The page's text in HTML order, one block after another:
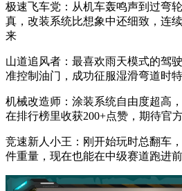
极速飞车党：从机车轰鸣声到过弯
真，改装系统比想象中还细致，连
来
山道追风者：最喜欢雨天模式的驾
准控制油门，成功征服湿滑弯道时
机械改造师：涂装系统自由度超高
在排行榜里收获200+点赞，期待官
竞速新人小王：刚开始玩时总翻车
件重量，现在也能在中级赛道跑进